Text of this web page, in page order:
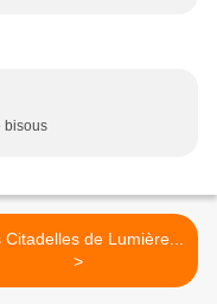
bisous
Citadelles de Lumière...
>